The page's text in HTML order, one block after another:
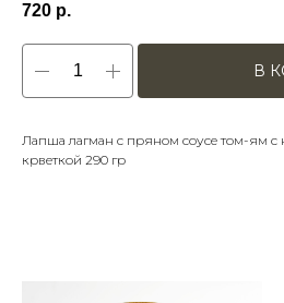
720 р.
В
Лапша лагман с пряном соусе том-ям
крветкой 290 гр